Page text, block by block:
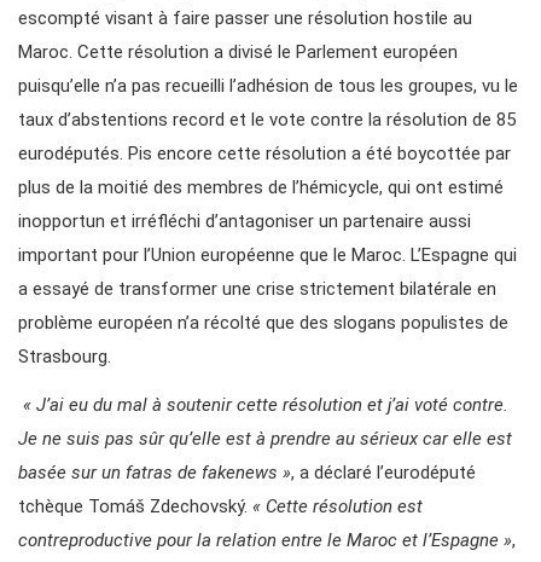
escompté visant à faire passer une résolution hostile au
Maroc. Cette résolution a divisé le Parlement européen
puisqu’elle n’a pas recueilli l’adhésion de tous les groupes, vu le
taux d’abstentions record et le vote contre la résolution de 85
eurodéputés. Pis encore cette résolution a été boycottée par
plus de la moitié des membres de l’hémicycle, qui ont estimé
inopportun et irréfléchi d’antagoniser un partenaire aussi
important pour l’Union européenne que le Maroc. L’Espagne qui
a essayé de transformer une crise strictement bilatérale en
problème européen n’a récolté que des slogans populistes de
Strasbourg.
« J’ai eu du mal à soutenir cette résolution et j’ai voté contre.
Je ne suis pas sûr qu’elle est à prendre au sérieux car elle est
basée sur un fatras de fakenews », a déclaré l’eurodéputé
tchèque Tomáš Zdechovský. « Cette résolution est
contreproductive pour la relation entre le Maroc et l’Espagne »,